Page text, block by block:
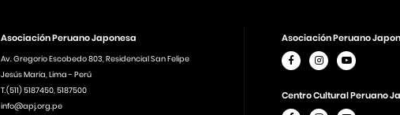
Asociación Peruano Japonesa
Av. Gregorio Escobedo 803, Residencial San Felipe
Jesús Maria, Lima - Perú
T.(511) 5187450, 5187500
info@apj.org.pe
Asociación Peruano
Centro Cultural Peruano